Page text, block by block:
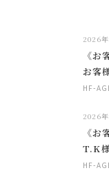
2026
《お
お客
HF-
2026
《お
T.K
HF-